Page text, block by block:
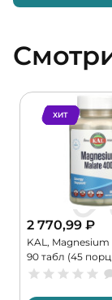
ХИТ
2 770,99 ₽
KAL,
90 табл (45